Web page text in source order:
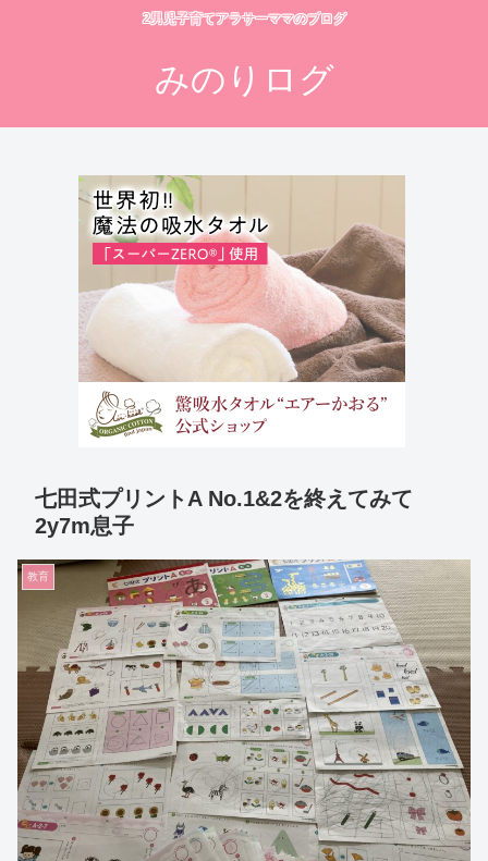
2男児子育てアラサーママのブログ
みのりログ
七田式プリントA No.1&2を終えてみて
2y7m息子
教育